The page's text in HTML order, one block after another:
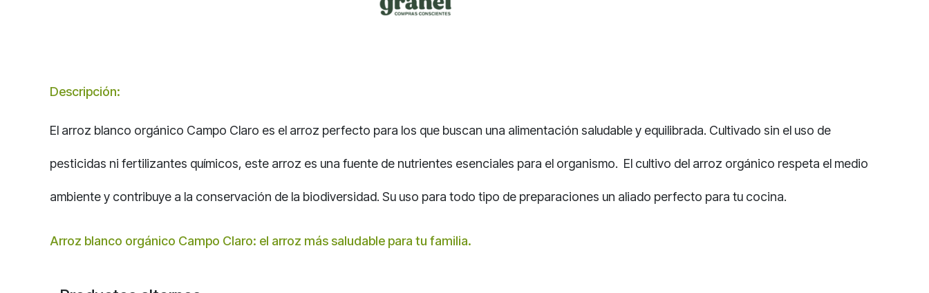
Descripción:
El arroz blanco orgánico Campo Claro es el arroz perfecto para los que buscan una alimentación saludable y equilibrada. Cultivado sin el uso de
pesticidas ni fertilizantes químicos, este arroz es una fuente de nutrientes esenciales para el organismo. El cultivo del arroz orgánico respeta el medio
ambiente y contribuye a la conservación de la biodiversidad. Su uso para todo tipo de preparaciones un aliado perfecto para tu cocina.
Arroz blanco orgánico Campo Claro: el arroz más saludable para tu familia.